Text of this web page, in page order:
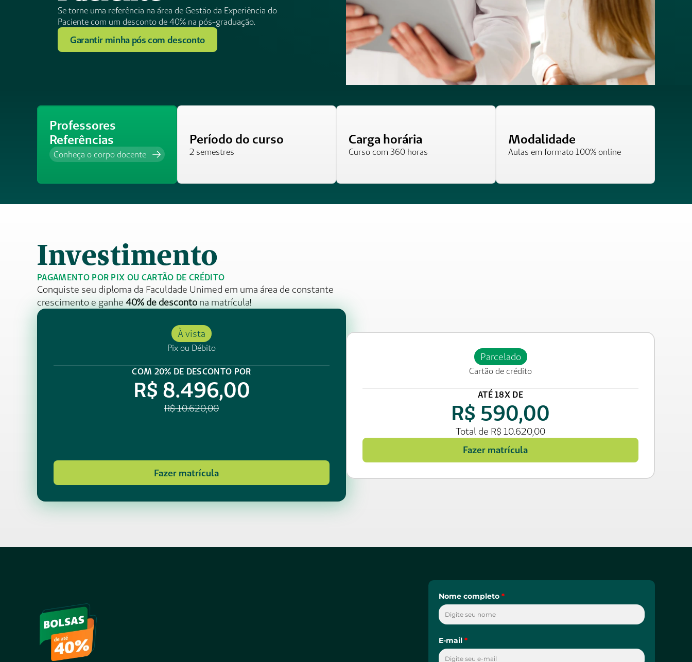
Se torne uma referência na área de Gestão da Experiência do
Paciente com um desconto de 40% na pós-graduação.
Garantir minha pós com desconto
Professores
Referências
Conheça o corpo docente
Período do curso
2 semestres
Carga horária
Curso com 360 horas
Modalidade
Aulas em formato 100% online
Investimento
PAGAMENTO POR PIX OU CARTÃO DE CRÉDITO
Conquiste seu diploma da Faculdade Unimed em uma área de constante
crescimento e ganhe 40% de desconto na matrícula!
À vista
Pix ou Débito
COM 20% DE DESCONTO POR
R$ 8.496,00
R$ 10.620,00
Fazer matrícula
Parcelado
Cartão de crédito
ATÉ 18X DE
R$ 590,00
Total de R$ 10.620,00
Fazer matrícula